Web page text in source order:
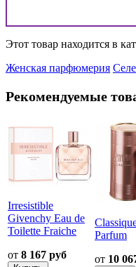
Этот товар находится в
Женская парфюмерия
Рекомендуемые
Irresistible
Givenchy Eau de
Toilette Fraiche
от 8 167 руб
Parfum
от 10